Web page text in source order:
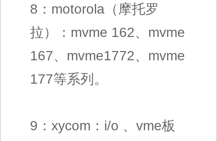
8：motorola（摩托罗
拉）：mvme 162、mvme
167、mvme1772、mvme
177等系列。
9：xycom：i/o 、vme板